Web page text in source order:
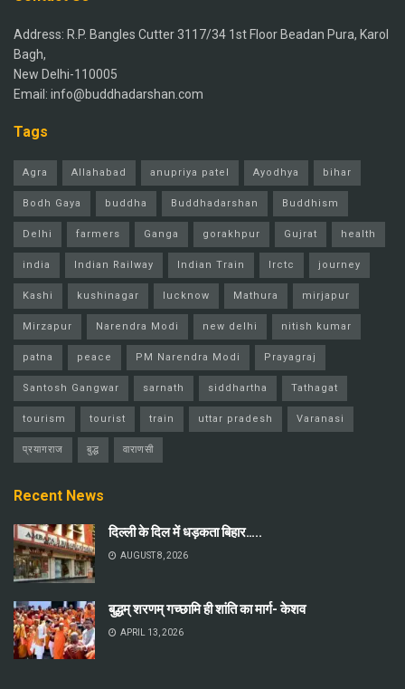
Address: R.P. Bangles Cutter 3117/34 1st Floor Beadan Pura, Karol
Bagh,
New Delhi-110005
Email: info@buddhadarshan.com
Tags
Agra Allahabad anupriya patel Ayodhya bihar
Bodh Gaya buddha Buddhadarshan Buddhism
Delhi farmers Ganga gorakhpur Gujrat health
india Indian Railway Indian Train Irctc journey
Kashi kushinagar lucknow Mathura mirjapur
Mirzapur Narendra Modi new delhi nitish kumar
patna peace PM Narendra Modi Prayagraj
Santosh Gangwar sarnath siddhartha Tathagat
tourism tourist train uttar pradesh Varanasi
प्रयागराज बुद्ध वाराणसी
Recent News
दिल्ली के दिल में धड़कता बिहार…..
AUGUST 8, 2026
बुद्धम् शरणम् गच्छामि ही शांति का मार्ग- केशव
APRIL 13, 2026